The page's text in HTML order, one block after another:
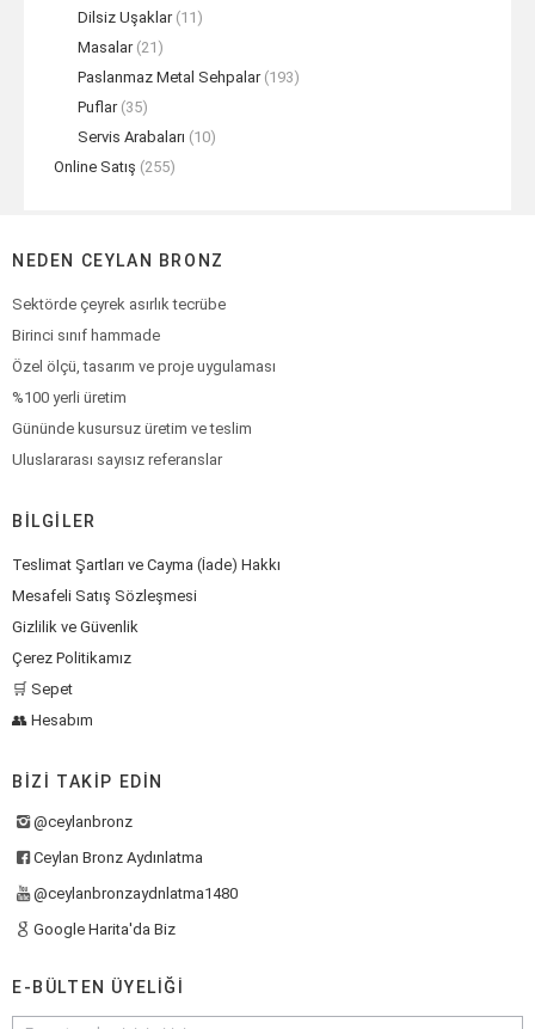
Dilsiz Uşaklar (11)
Masalar (21)
Paslanmaz Metal Sehpalar (193)
Puflar (35)
Servis Arabaları (10)
Online Satış (255)
NEDEN CEYLAN BRONZ
Sektörde çeyrek asırlık tecrübe
Birinci sınıf hammade
Özel ölçü, tasarım ve proje uygulaması
%100 yerli üretim
Gününde kusursuz üretim ve teslim
Uluslararası sayısız referanslar
BILGILER
Teslimat Şartları ve Cayma (İade) Hakkı
Mesafeli Satış Sözleşmesi
Gizlilik ve Güvenlik
Çerez Politikamız
🛒 Sepet
👥 Hesabım
BIZI TAKIP EDIN
@ceylanbronz
Ceylan Bronz Aydınlatma
@ceylanbronzaydnlatma1480
Google Harita'da Biz
E-BÜLTEN ÜYELIĞI